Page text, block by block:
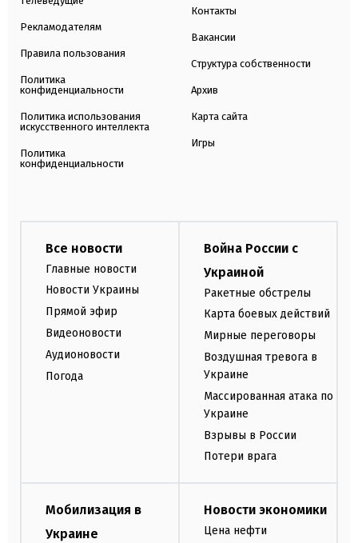
Рекламодателям
Правила пользования
Политика
конфиденциальности
Политика использования
искусственного интеллекта
Политика
конфиденциальности
Контакты
Вакансии
Структура собственности
Архив
Карта сайта
Игры
Все новости
Главные новости
Новости Украины
Прямой эфир
Видеоновости
Аудионовости
Погода
Война России с
Украиной
Ракетные обстрелы
Карта боевых действий
Мирные переговоры
Воздушная тревога в
Украине
Массированная атака по
Украине
Взрывы в России
Потери врага
Мобилизация в
Украине
Новости экономики
Цена нефти